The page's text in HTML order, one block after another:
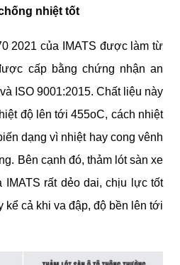
nhiệt tốt
2021 của IMATS được làm từ
cấp bằng chứng nhận an
ISO 9001:2015. Chất liệu này
độ lên tới 455oC, cách nhiệt
dạng vì nhiệt hay cong vênh
Bên cạnh đó, thảm lót sàn xe
IMATS rất dẻo dai, chịu lực tốt
kể cả khi va đập, độ bền lên tới